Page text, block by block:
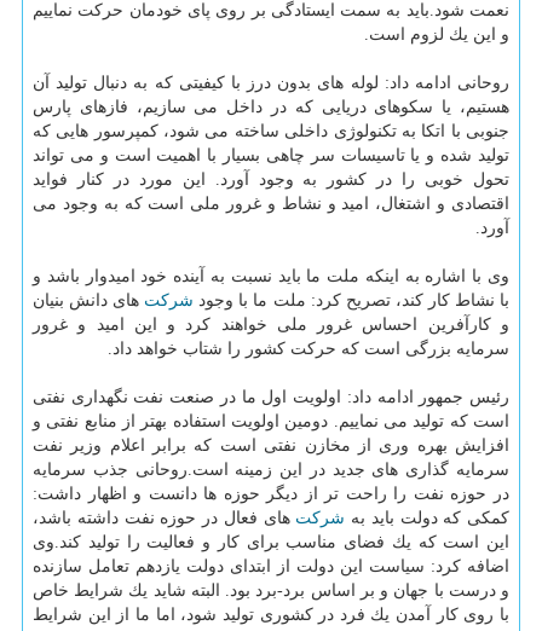
نعمت شود.باید به سمت ایستادگی بر روی پای خودمان حركت نماییم
و این یك لزوم است.
روحانی ادامه داد: لوله های بدون درز با كیفیتی كه به دنبال تولید آن
هستیم، یا سكوهای دریایی كه در داخل می سازیم، فازهای پارس
جنوبی با اتكا به تكنولوژی داخلی ساخته می شود، كمپرسور هایی كه
تولید شده و یا تاسیسات سر چاهی بسیار با اهمیت است و می تواند
تحول خوبی را در كشور به وجود آورد. این مورد در كنار فواید
اقتصادی و اشتغال، امید و نشاط و غرور ملی است كه به وجود می
آورد.
وی با اشاره به اینكه ملت ما باید نسبت به آینده خود امیدوار باشد و
با نشاط كار كند، تصریح كرد: ملت ما با وجود شركت های دانش بنیان
و كارآفرین احساس غرور ملی خواهند كرد و این امید و غرور
سرمایه بزرگی است كه حركت كشور را شتاب خواهد داد.
رئیس جمهور ادامه داد: اولویت اول ما در صنعت نفت نگهداری نفتی
است كه تولید می نماییم. دومین اولویت استفاده بهتر از منابع نفتی و
افزایش بهره وری از مخازن نفتی است كه برابر اعلام وزیر نفت
سرمایه گذاری های جدید در این زمینه است.روحانی جذب سرمایه
در حوزه نفت را راحت تر از دیگر حوزه ها دانست و اظهار داشت:
كمكی كه دولت باید به شركت های فعال در حوزه نفت داشته باشد،
این است كه یك فضای مناسب برای كار و فعالیت را تولید كند.وی
اضافه كرد: سیاست این دولت از ابتدای دولت یازدهم تعامل سازنده
و درست با جهان و بر اساس برد-برد بود. البته شاید یك شرایط خاص
با روی كار آمدن یك فرد در كشوری تولید شود، اما ما از این شرایط